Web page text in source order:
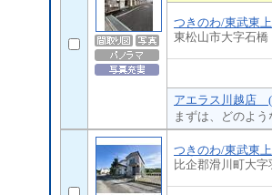
つきのわ/東武東
東松山市大字石橋
アエラス川越店 (
まずは、どのよ
つきのわ/東武東
比企郡滑川町大字